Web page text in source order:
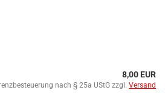
8,00 EUR
nach § 25a UStG zzgl. Versand